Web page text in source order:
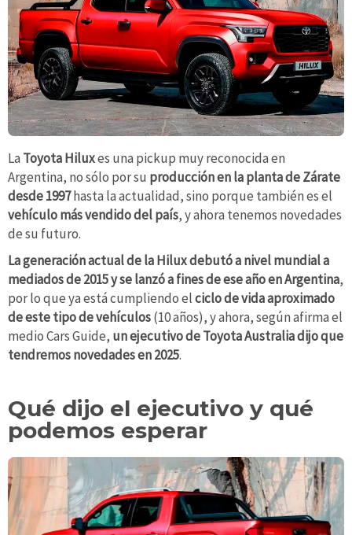
La Toyota Hiluxes una pickup muy reconocida en
Argentina, no sólo por su producción en la planta de Zárate
desde 1997hasta la actualidad, sino porque también es el
vehículo más vendido del país, y ahora tenemos novedades
de su futuro.
La generación actual de la Hilux debutó a nivel mundial a
mediados de 2015 y se lanzó afines de ese año en Argentina,
por lo que ya está cumpliendo elciclo de vida aproximado
de este tipo de vehículos(10 años), y ahora, según afirma el
medio Cars Guide, un ejecutivo de Toyota Australia dijo que
tendremos novedades en 2025.
Qué dijo el ejecutivo y qué
podemos esperar